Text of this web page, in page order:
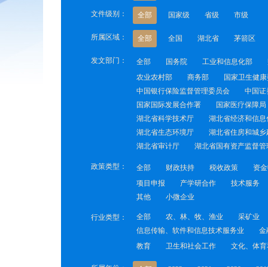
文件级别： 全部 国家级 省级 市级
所属区域： 全部 全国 湖北省 茅箭区
发文部门： 全部 国务院 工业和信息化部
农业农村部
商务部 国家卫生健
中国银行保险监督管理委员会
中国证
国家国际发展合作署
国家医疗保障局
湖北省科学技术厅
湖北省经济和信息
湖北省生态环境厅
湖北省住房和城乡
湖北省审计厅
湖北省国有资产监督管
政策类型： 全部 财政扶持 税收政策 资
项目申报
产学研合作 技术服务
其他
小微企业
行业类型： 全部 农、林、牧、渔业 采矿业
信息传输、软件和信息技术服务业
金
教育
卫生和社会工作 文化、体